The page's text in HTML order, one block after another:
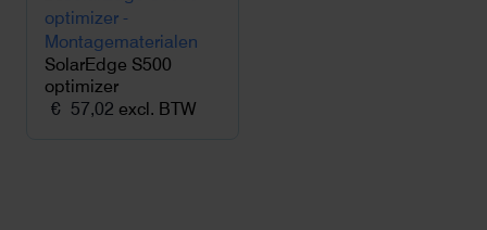
SolarEdge S500
optimizer
€ 57,02 excl. BTW